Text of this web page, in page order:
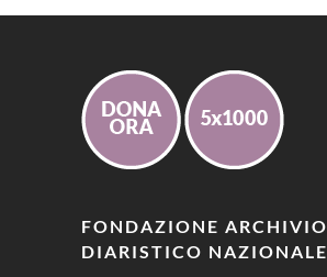
FONDAZIONE ARCHIVIO
DIARISTICO NAZIONALE